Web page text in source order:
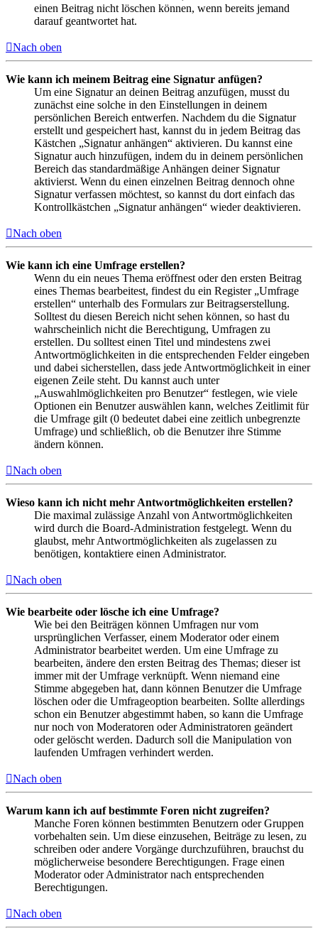
einen Beitrag nicht löschen können, wenn bereits jemand
darauf geantwortet hat.
Nach oben
Wie kann ich meinem Beitrag eine Signatur anfügen?
Um eine Signatur an deinen Beitrag anzufügen, musst du
zunächst eine solche in den Einstellungen in deinem
persönlichen Bereich entwerfen. Nachdem du die Signatur
erstellt und gespeichert hast, kannst du in jedem Beitrag das
Kästchen „Signatur anhängen“ aktivieren. Du kannst eine
Signatur auch hinzufügen, indem du in deinem persönlichen
Bereich das standardmäßige Anhängen deiner Signatur
aktivierst. Wenn du einen einzelnen Beitrag dennoch ohne
Signatur verfassen möchtest, so kannst du dort einfach das
Kontrollkästchen „Signatur anhängen“ wieder deaktivieren.
Nach oben
Wie kann ich eine Umfrage erstellen?
Wenn du ein neues Thema eröffnest oder den ersten Beitrag
eines Themas bearbeitest, findest du ein Register „Umfrage
erstellen“ unterhalb des Formulars zur Beitragserstellung.
Solltest du diesen Bereich nicht sehen können, so hast du
wahrscheinlich nicht die Berechtigung, Umfragen zu
erstellen. Du solltest einen Titel und mindestens zwei
Antwortmöglichkeiten in die entsprechenden Felder eingeben
und dabei sicherstellen, dass jede Antwortmöglichkeit in einer
eigenen Zeile steht. Du kannst auch unter
„Auswahlmöglichkeiten pro Benutzer“ festlegen, wie viele
Optionen ein Benutzer auswählen kann, welches Zeitlimit für
die Umfrage gilt (0 bedeutet dabei eine zeitlich unbegrenzte
Umfrage) und schließlich, ob die Benutzer ihre Stimme
ändern können.
Nach oben
Wieso kann ich nicht mehr Antwortmöglichkeiten erstellen?
Die maximal zulässige Anzahl von Antwortmöglichkeiten
wird durch die Board-Administration festgelegt. Wenn du
glaubst, mehr Antwortmöglichkeiten als zugelassen zu
benötigen, kontaktiere einen Administrator.
Nach oben
Wie bearbeite oder lösche ich eine Umfrage?
Wie bei den Beiträgen können Umfragen nur vom
ursprünglichen Verfasser, einem Moderator oder einem
Administrator bearbeitet werden. Um eine Umfrage zu
bearbeiten, ändere den ersten Beitrag des Themas; dieser ist
immer mit der Umfrage verknüpft. Wenn niemand eine
Stimme abgegeben hat, dann können Benutzer die Umfrage
löschen oder die Umfrageoption bearbeiten. Sollte allerdings
schon ein Benutzer abgestimmt haben, so kann die Umfrage
nur noch von Moderatoren oder Administratoren geändert
oder gelöscht werden. Dadurch soll die Manipulation von
laufenden Umfragen verhindert werden.
Nach oben
Warum kann ich auf bestimmte Foren nicht zugreifen?
Manche Foren können bestimmten Benutzern oder Gruppen
vorbehalten sein. Um diese einzusehen, Beiträge zu lesen, zu
schreiben oder andere Vorgänge durchzuführen, brauchst du
möglicherweise besondere Berechtigungen. Frage einen
Moderator oder Administrator nach entsprechenden
Berechtigungen.
Nach oben